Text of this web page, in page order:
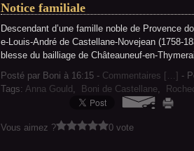
Notice familiale
Descendant d’une famille noble de Provence
e-Louis-André de Castellane-Novejean (1758-
blesse du bailliage de Châteauneuf-en-
Posté par Boni à 16:15 - Commentaires [ …] -
Tags: Anna Gould , Boni de Castellane,
Vous aimez ? 0 vote